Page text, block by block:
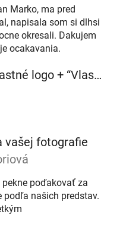
Marko, ma pred
napisala som si dlhsi
okresali. Dakujem
ocakavania.
LED menovka Vlastné logo + “Vlastný text” – 45x10cm
5 z 5 hviezdičiek.
vašej fotografie
5 z 5 hviezdičiek.
poďakovať za
podľa našich predstav.